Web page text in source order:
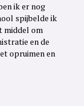
ik er nog
spijbelde ik
middel om
en de
opruimen en